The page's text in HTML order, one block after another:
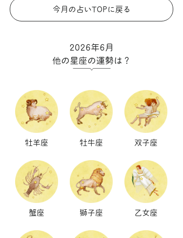
今月の占いTOPに戻る
2026年6月
他の星座の運勢は？
牡羊座 牡牛座 双子座
蟹座 獅子座 乙女座